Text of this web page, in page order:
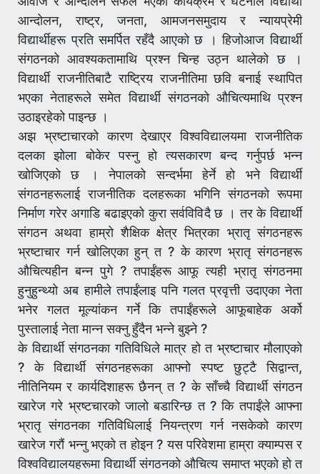
आन्दोलन, राष्ट्र, जनता, आमजनसमुदाय र न्यायप्रेमी
विद्यार्थीहरू प्रति समर्पित रहँदै आएको छ । हिजोआज विद्यार्थी
संगठनको आवश्यकतामाथि प्रश्न चिन्ह उठ्न थालेको छ ।
विद्यार्थी राजनीतिबाटै राष्ट्रिय राजनीतिमा छवि बनाई स्थापित
भएका नेताहरूले समेत विद्यार्थी संगठनको औचित्यमाथि प्रश्न
उठाइरहेको पाइन्छ ।
अझ भ्रष्टाचारको कारण देखाएर विश्वविद्यालयमा राजनीतिक
दलका झोला बोकेर पस्नु हो त्यसकारण बन्द गर्नुपर्छ भन्न
खोजिएको छ । नेपालको सन्दर्भमा हेर्ने हो भने विद्यार्थी
संगठनहरूलाई राजनीतिक दलहरूका भगिनि संगठनको रूपमा
निर्माण गरेर अगाडि बढाइएको कुरा सर्वविविदै छ । तर के विद्यार्थी
संगठन अथवा हाम्रो शैक्षिक क्षेत्र भित्रका भ्रातृ संगठनहरू
भ्रष्टाचार गर्न खोलिएका हुन् त ? के कारण भ्रातृ संगठनहरू
औचित्यहीन बन्न पुगे ? तपाईंहरू आफू त्यही भ्रातृ संगठनमा
हुनुहुन्थ्यो अब हामीले तपाईंलाइ पनि गलत प्रवृत्ती उदाएका नेता
भनेर गलत मूल्यांकन गर्ने कि तपाईंहरूले आफूबाहेक अर्को
पुस्तालाई नेता मान्न सक्नु हुँदैन भन्ने बुझ्ने ?
के विद्यार्थी संगठनका गतिविधिले मात्र हो त भ्रष्टाचार मौलाएको
? के विद्यार्थी संगठनहरूका आफ्नो स्पष्ट छुट्टै सिद्वान्त,
नीतिनियम र कार्यदिशाहरू छैनन् त ? के साँच्चै विद्यार्थी संगठन
खारेज गरे भ्रष्टचारको जालो बडारिन्छ त ? कि तपाईंले आफ्ना
भ्रातृ संगठनका गतिविधिलाई नियन्त्रण गर्न नसकेको कारण
खारेज गरौं भन्नु भएको त होइन ? यस परिवेशमा हाम्रा क्याम्पस र
विश्वविद्यालयहरूमा विद्यार्थी संगठनको औचित्य समाप्त भएको हो त